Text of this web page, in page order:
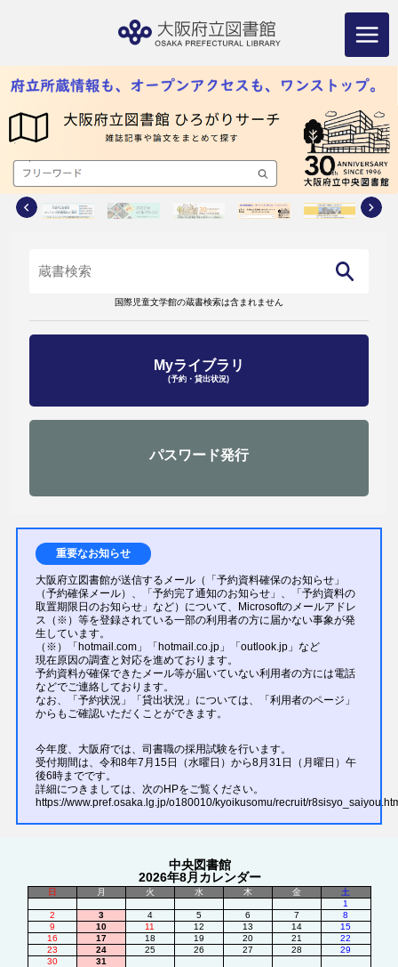
キ
国際児童文学館の蔵書検索は含まれません
Myライブラリ
(予約・貸出状況)
パスワード発行
重要なお知らせ
大阪府立図書館が送信するメール（「予約資料確保のお知らせ」
（予約確保メール）、「予約完了通知のお知らせ」、「予約資料の
取置期限日のお知らせ」など）について、Microsoftのメールアドレ
ス（※）等を登録されている一部の利用者の方に届かない事象が発
生しています。
（※）「hotmail.com」「hotmail.co.jp」「outlook.jp」など
現在原因の調査と対応を進めております。
予約資料が確保できたメール等が届いていない利用者の方には電話
などでご連絡しております。
なお、「予約状況」「貸出状況」については、「利用者のページ」
からもご確認いただくことができます。
今年度、大阪府では、司書職の採用試験を行います。
受付期間は、令和8年7月15日（水曜日）から8月31日（月曜日）午
後6時までです。
詳細につきましては、次のHPをご覧ください。
https://www.pref.osaka.lg.jp/o180010/kyoikusomu/recruit/
中央図書館
2026年8月カレンダー
日 月 火 水 木 金
土
1
2
3 4 5 6 7
8
9
10 11 12 13 14
15
16
17 18 19 20 21
22
23
24 25 26 27 28
29
30
31